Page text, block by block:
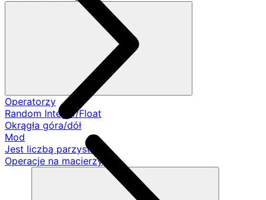
Operatorzy
Random Integer/Float
Okrągła góra/dół
Mod
Jest liczbą parzystą
Operacje na macierzy